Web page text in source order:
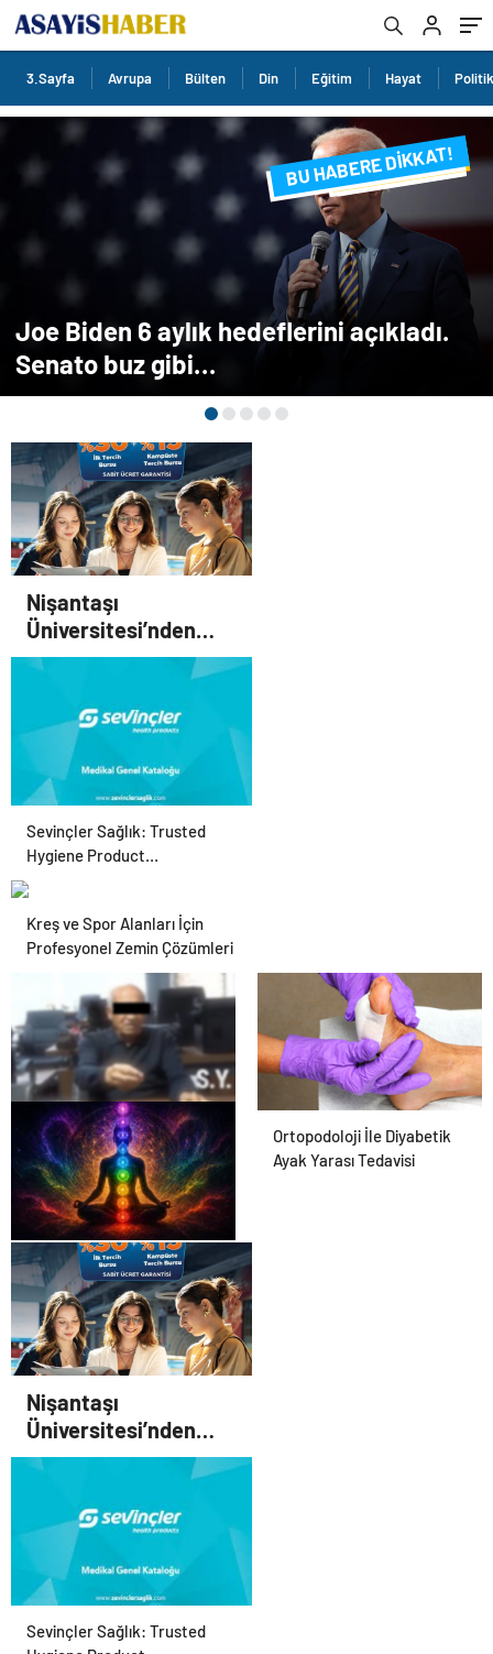
3.Sayfa Avrupa Bülten Din Eğitim Hayat
Joe Biden 6 aylık hedeflerini açıkladı.
Senato buz gibi…
SON DAKİKA
FLAŞ FLAŞ...
BU HABERE DİKKAT!
Nişantaşı
Üniversitesi’nden
2026 YKS Adaylarına
Çifte Güvence: Sabit
Ücret ve Kesintisiz
Burs
Sevinçler Sağlık: Trusted
Hygiene Product
Manufacturer in Turkey
Kreş ve Spor Alanları İçin
Profesyonel Zemin Çözümleri
25 Yıllık Miras Davasında
Gözler Temmuz Ayındaki
Karar Duruşmasına Çevrildi
Ortopodoloji İle Diyabetik
Ayak Yarası Tedavisi
Zihnin Gizemli Sınırları ve
Ötesi : Nasılnedir.com
Nişantaşı
Üniversitesi’nden
2026 YKS Adaylarına
Çifte Güvence: Sabit
Ücret ve Kesintisiz
Burs
Sevinçler Sağlık: Trusted